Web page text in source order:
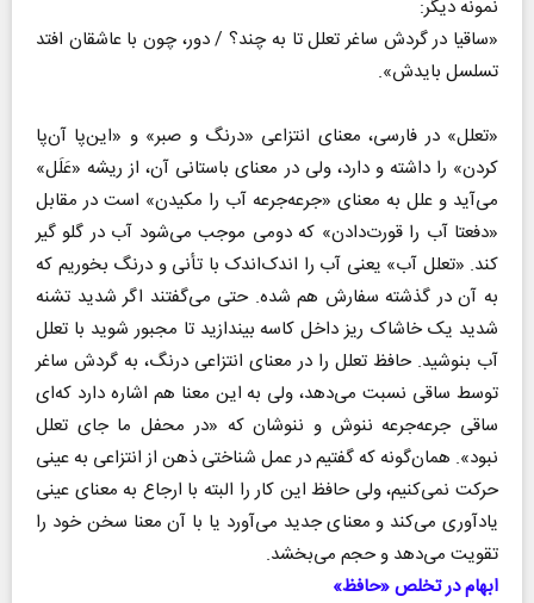
نمونه دیگر:
«ساقیا در گردش ساغر تعلل تا به چند؟ / دور، چون با عاشقان افتد
تسلسل بایدش».
«تعلل» در فارسی، معنای انتزاعی «درنگ و صبر» و «این‌پا آن‌پا
کردن» را داشته و دارد، ولی در معنای باستانی آن، از ریشه «عَلَل»
می‌آید و علل به معنای «جرعه‌جرعه آب را مکیدن» است در مقابل
«دفعتا آب را قورت‌دادن» که دومی موجب می‌شود آب در گلو گیر
کند. «تعلل آب» یعنی آب را اندک‌اندک با تأنی و درنگ بخوریم که
به آن در گذشته سفارش هم شده. حتی می‌گفتند اگر شدید تشنه
شدید یک خاشاک ریز داخل کاسه بیندازید تا مجبور شوید با تعلل
آب بنوشید. حافظ تعلل را در معنای انتزاعی درنگ، به گردش ساغر
توسط ساقی نسبت می‌دهد، ولی به این معنا هم اشاره دارد که‌ای
ساقی جرعه‌جرعه ننوش و ننوشان که «در محفل ما جای تعل‍ل
نبود». همان‌گونه که گفتیم در عمل شناختی ذهن از انتزاعی به عینی
حرکت نمی‌کنیم، ولی حافظ این کار را البته با ارجاع به معنای عینی
یادآوری می‌کند و معنای جدید می‌آورد یا با آن معنا سخن خود را
تقویت می‌دهد و حجم می‌بخشد.
ابهام در تخلص «حافظ»